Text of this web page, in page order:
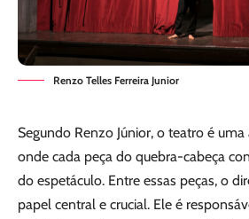
Renzo Telles Ferreira Junior
Segundo Renzo Júnior, o teatro é
onde cada peça do quebra-cabeça
do espetáculo. Entre essas peças, o
papel central e crucial. Ele é